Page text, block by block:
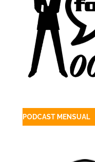
PODCAST MENSUAL